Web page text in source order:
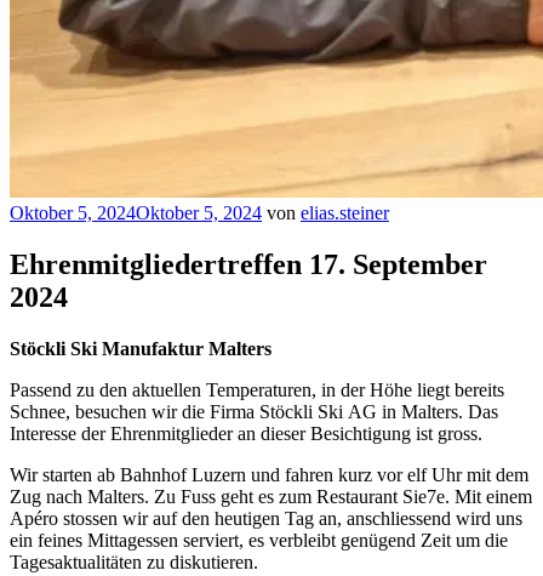
Veröffentlicht
Oktober 5, 2024Oktober 5, 2024 von elias.steiner
Ehrenmitgliedertreffen 17. September
2024
Stöckli Ski Manufaktur Malters
Passend zu den aktuellen Temperaturen, in der Höhe liegt bereits
Schnee, besuchen wir die Firma Stöckli Ski AG in Malters. Das
Interesse der Ehrenmitglieder an dieser Besichtigung ist gross.
Wir starten ab Bahnhof Luzern und fahren kurz vor elf Uhr mit dem
Zug nach Malters. Zu Fuss geht es zum Restaurant Sie7e. Mit einem
Apéro stossen wir auf den heutigen Tag an, anschliessend wird uns
ein feines Mittagessen serviert, es verbleibt genügend Zeit um die
Tagesaktualitäten zu diskutieren.